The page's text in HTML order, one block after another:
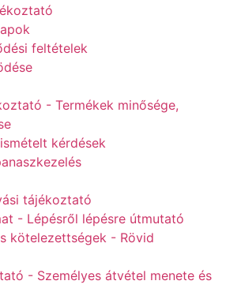
feltételek
- Termékek minősége,
kérdések
tájékoztató
- Lépésről lépésre útmutató
kötelezettségek - Rövid
- Személyes átvétel menete és